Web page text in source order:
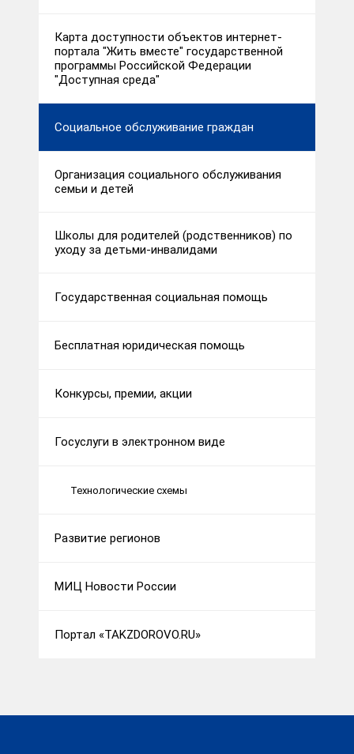
Карта доступности объектов интернет-
портала "Жить вместе" государственной
программы Российской Федерации
"Доступная среда"
Социальное обслуживание граждан
Организация социального обслуживания
семьи и детей
Школы для родителей (родственников) по
уходу за детьми-инвалидами
Государственная социальная помощь
Бесплатная юридическая помощь
Конкурсы, премии, акции
Госуслуги в электронном виде
Технологические схемы
Развитие регионов
МИЦ Новости России
Портал «TAKZDOROVO.RU»